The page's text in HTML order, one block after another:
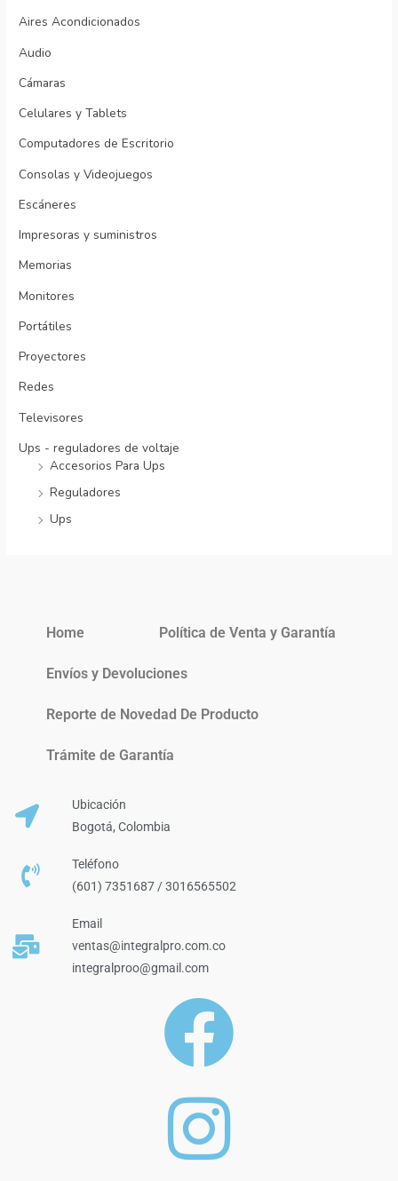
Aires Acondicionados
Audio
Cámaras
Celulares y Tablets
Computadores de Escritorio
Consolas y Videojuegos
Escáneres
Impresoras y suministros
Memorias
Monitores
Portátiles
Proyectores
Redes
Televisores
Ups - reguladores de voltaje
Accesorios Para Ups
Reguladores
Ups
Home Política de Venta y Garantía
Envíos y Devoluciones
Reporte de Novedad De Producto
Trámite de Garantía
Ubicación
Bogotá, Colombia
Teléfono
(601) 7351687 / 3016565502
Email
ventas@integralpro.com.co
integralproo@gmail.com